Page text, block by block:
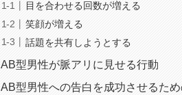
目を合わせる回数が増える
笑顔が増える
話題を共有しようとする
AB型男性が脈アリに見せる行動
AB型男性への告白を成功させるため